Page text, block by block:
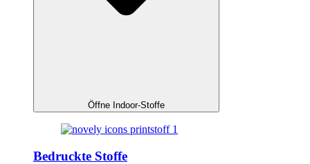
Öffne Indoor-Stoffe
Bedruckte Stoffe